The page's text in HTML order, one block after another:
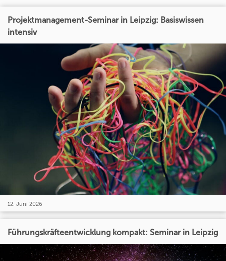
Projektmanagement-Seminar in Leipzig: Basiswissen
intensiv
12. Juni 2026
Führungskräfteentwicklung kompakt: Seminar in Leipzig